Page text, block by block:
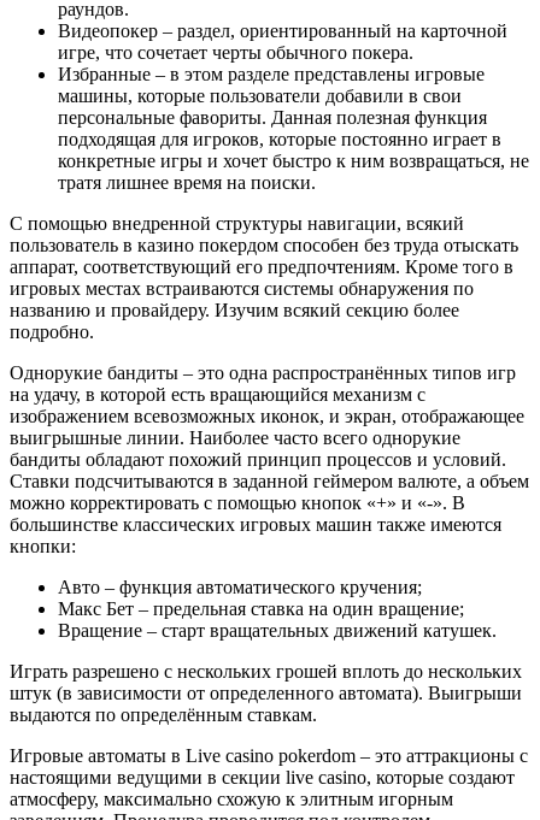
раундов.
Видеопокер – раздел, ориентированный на карточной
игре, что сочетает черты обычного покера.
Избранные – в этом разделе представлены игровые
машины, которые пользователи добавили в свои
персональные фавориты. Данная полезная функция
подходящая для игроков, которые постоянно играет в
конкретные игры и хочет быстро к ним возвращаться, не
тратя лишнее время на поиски.
С помощью внедренной структуры навигации, всякий
пользователь в казино покердом способен без труда отыскать
аппарат, соответствующий его предпочтениям. Кроме того в
игровых местах встраиваются системы обнаружения по
названию и провайдеру. Изучим всякий секцию более
подробно.
Однорукие бандиты – это одна распространённых типов игр
на удачу, в которой есть вращающийся механизм с
изображением всевозможных иконок, и экран, отображающее
выигрышные линии. Наиболее часто всего однорукие
бандиты обладают похожий принцип процессов и условий.
Ставки подсчитываются в заданной геймером валюте, а объем
можно корректировать с помощью кнопок «+» и «-». В
большинстве классических игровых машин также имеются
кнопки:
Авто – функция автоматического кручения;
Макс Бет – предельная ставка на один вращение;
Вращение – старт вращательных движений катушек.
Играть разрешено с нескольких грошей вплоть до нескольких
штук (в зависимости от определенного автомата). Выигрыши
выдаются по определённым ставкам.
Игровые автоматы в Live casino pokerdom – это аттракционы с
настоящими ведущими в секции live casino, которые создают
атмосферу, максимально схожую к элитным игорным